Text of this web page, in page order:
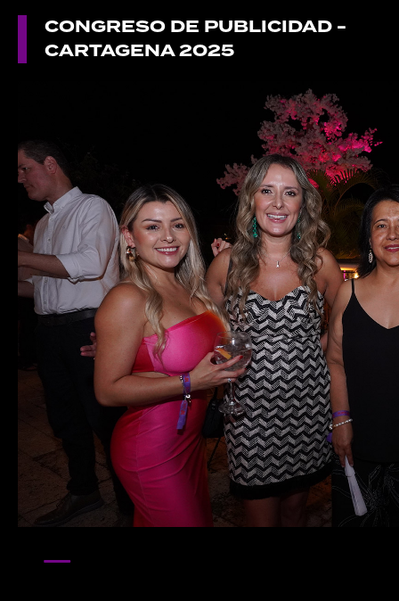
CONGRESO DE PUBLICIDAD -
CARTAGENA 2025